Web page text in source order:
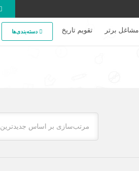
مشاغل برتر تقویم تاریخ دسته‌بندی‌ها
مرتب‌سازی بر اساس جدیدترین